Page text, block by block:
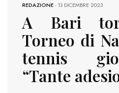
REDAZIONE-13 DICEMBRE 2023
A Bari
Torneo di
tennis
“Tante